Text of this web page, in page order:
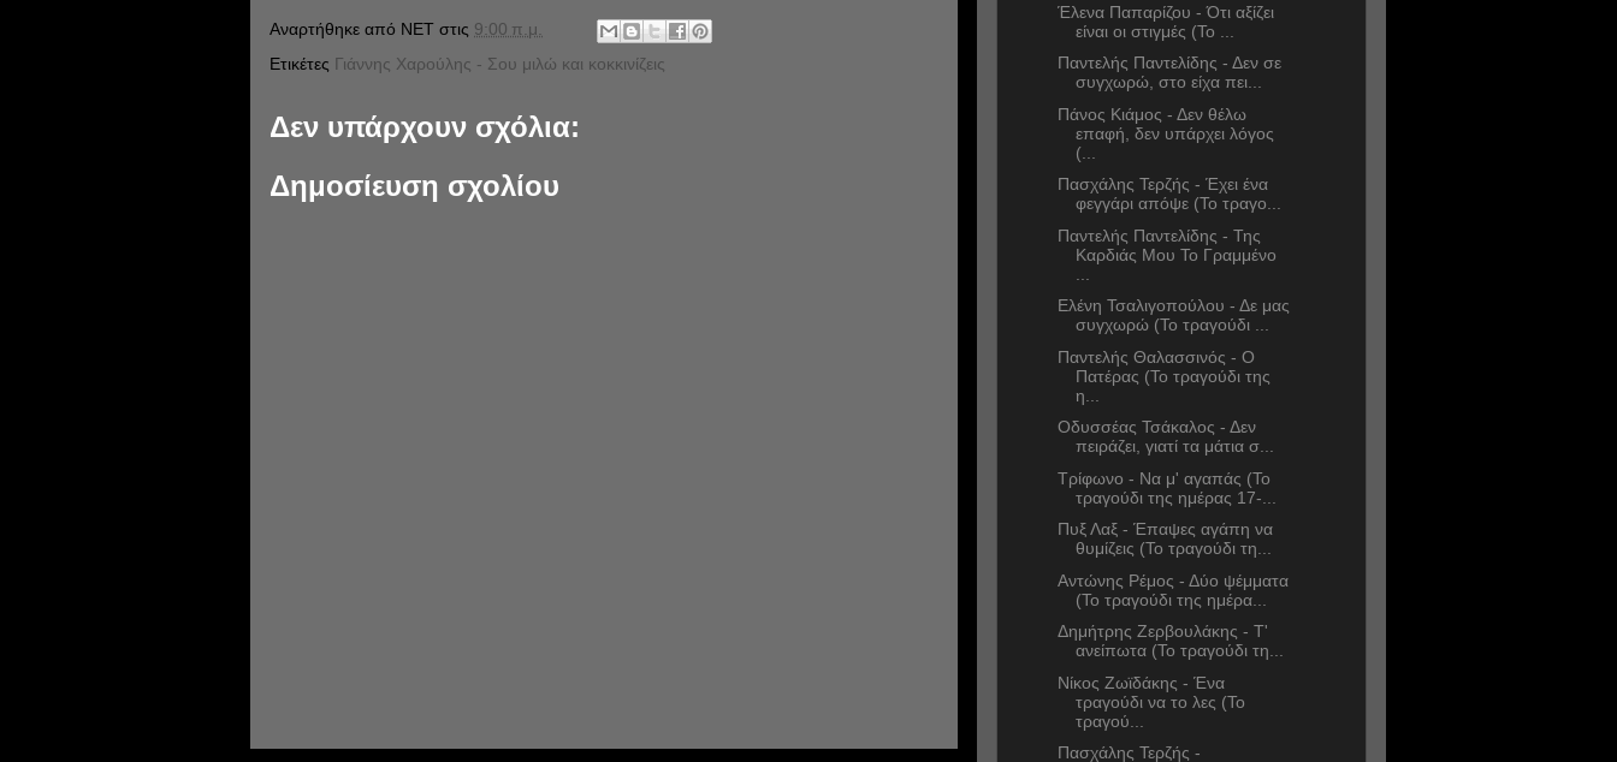
Αναρτήθηκε από NET στις 9:00 π.μ.
Ετικέτες Γιάννης Χαρούλης - Σου μιλώ και κοκκινίζεις
Δεν υπάρχουν σχόλια:
Δημοσίευση σχολίου
Έλενα Παπαρίζου - Ότι αξίζει
είναι οι στιγμές (Το ...
Παντελής Παντελίδης - Δεν σε
συγχωρώ, στο είχα πει...
Πάνος Κιάμος - Δεν θέλω
επαφή, δεν υπάρχει λόγος
(...
Πασχάλης Τερζής - Έχει ένα
φεγγάρι απόψε (Το τραγο...
Παντελής Παντελίδης - Της
Καρδιάς Μου Το Γραμμένο
Ελένη Τσαλιγοπούλου - Δε μας
συγχωρώ (Το τραγούδι ...
Παντελής Θαλασσινός - Ο
Πατέρας (Το τραγούδι της
η...
Οδυσσέας Τσάκαλος - Δεν
πειράζει, γιατί τα μάτια σ...
Τρίφωνο - Να μ' αγαπάς (Το
τραγούδι της ημέρας 17-...
Πυξ Λαξ - Έπαψες αγάπη να
θυμίζεις (Το τραγούδι τη...
Αντώνης Ρέμος - Δύο ψέμματα
(Το τραγούδι της ημέρα...
Δημήτρης Ζερβουλάκης - Τ'
ανείπωτα (Το τραγούδι τη...
Νίκος Ζωϊδάκης - Ένα
τραγούδι να το λες (Το
τραγού...
Πασχάλης Τερζής -